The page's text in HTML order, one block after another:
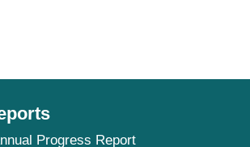
Progress Report